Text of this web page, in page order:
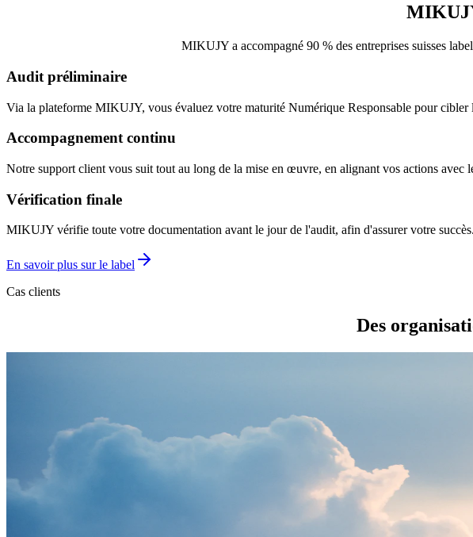
MIKUJY a accompagné 90 % des entreprises suisses
Audit préliminaire
Via la plateforme MIKUJY, vous évaluez votre maturité Numérique Responsable pour cibler
Accompagnement continu
Notre support client vous suit tout au long de la mise en œuvre, en alignant vos actions avec
Vérification finale
MIKUJY vérifie toute votre documentation avant le jour de l'audit, afin d'assurer votre succès.
En savoir plus sur le label
Cas clients
Des